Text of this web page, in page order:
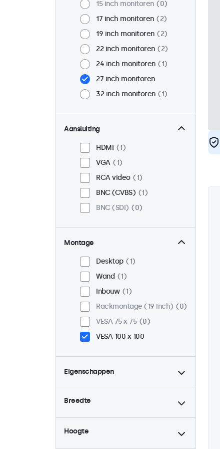
15 inch monitoren
0
17 inch monitoren
2
19 inch monitoren
2
22 inch monitoren
2
24 inch monitoren
1
27 inch monitoren
32 inch monitoren
1
Aansluiting
HDMI
1
VGA
1
RCA video
1
BNC (CVBS)
1
BNC (SDI)
0
Montage
Desktop
1
Wand
1
Inbouw
1
Rackmontage (19 inch)
0
VESA 75 x 75
0
VESA 100 x 100
Eigenschappen
4:3 / 5:4
0
Dimbaar
1
Continu gebruik (24/7)
1
Breedte
Hoogte